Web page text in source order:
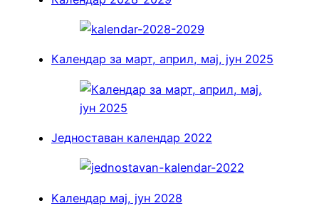
Календар за март, април, мај, јун 2025
Једноставан календар 2022
Kалендар мај, јун 2028